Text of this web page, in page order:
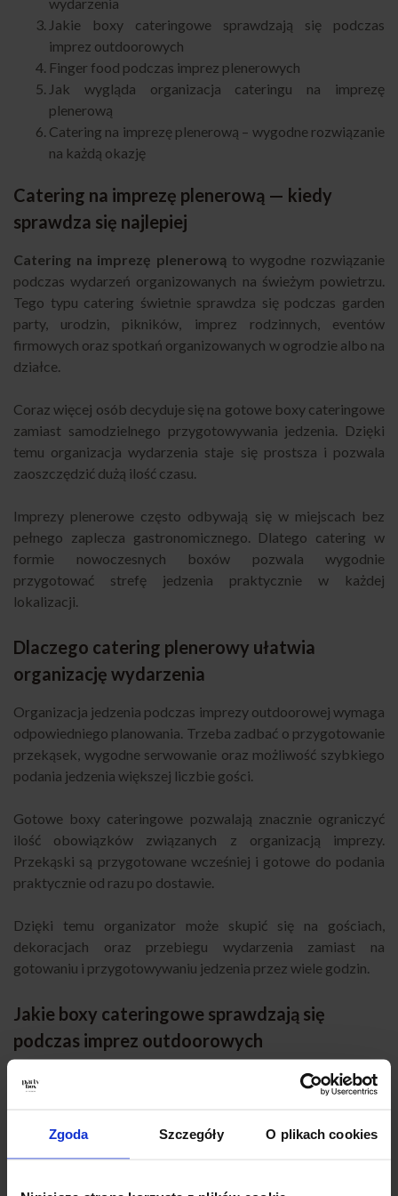
Zgoda Szczegóły O plikach cookies
Jakie boxy cateringowe sprawdzają się podczas
imprez outdoorowych
Finger food podczas imprez plenerowych
Jak wygląda organizacja cateringu na imprezę
plenerową
Catering na imprezę plenerową – wygodne rozwiązanie
na każdą okazję
Catering na imprezę plenerową — kiedy
sprawdza się najlepiej
Catering na imprezę plenerową to wygodne rozwiązanie
podczas wydarzeń organizowanych na świeżym powietrzu.
Tego typu catering świetnie sprawdza się podczas garden
party, urodzin, pikników, imprez rodzinnych, eventów
firmowych oraz spotkań organizowanych w ogrodzie albo na
działce.
Coraz więcej osób decyduje się na gotowe boxy cateringowe
zamiast samodzielnego przygotowywania jedzenia. Dzięki
temu organizacja wydarzenia staje się prostsza i pozwala
zaoszczędzić dużą ilość czasu.
Imprezy plenerowe często odbywają się w miejscach bez
pełnego zaplecza gastronomicznego. Dlatego catering w
formie nowoczesnych boxów pozwala wygodnie
przygotować strefę jedzenia praktycznie w każdej
lokalizacji.
Dlaczego catering plenerowy ułatwia
organizację wydarzenia
Organizacja jedzenia podczas imprezy outdoorowej wymaga
odpowiedniego planowania. Trzeba zadbać o przygotowanie
przekąsek, wygodne serwowanie oraz możliwość szybkiego
podania jedzenia większej liczbie gości.
Gotowe boxy cateringowe pozwalają znacznie ograniczyć
ilość obowiązków związanych z organizacją imprezy.
Przekąski są przygotowane wcześniej i gotowe do podania
praktycznie od razu po dostawie.
Dzięki temu organizator może skupić się na gościach,
dekoracjach oraz przebiegu wydarzenia zamiast na
gotowaniu i przygotowywaniu jedzenia przez wiele godzin.
Jakie boxy cateringowe sprawdzają się
podczas imprez outdoorowych
Podczas imprez plenerowych ogromną popularnością cieszy
. Pokrojone wrapy są wygodne do jedzenia i
na świeżym powietrzu. To idealna opcja podczas garden
party, pikników i luźnych spotkań ze znajomymi.